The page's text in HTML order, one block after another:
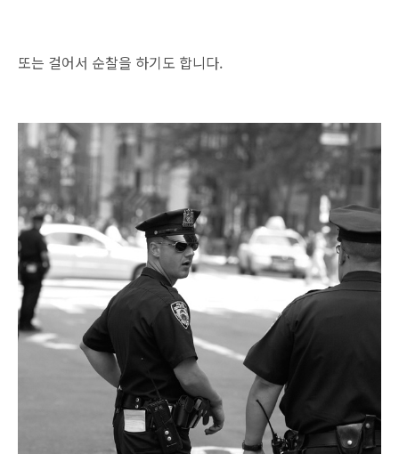
또는 걸어서 순찰을 하기도 합니다.